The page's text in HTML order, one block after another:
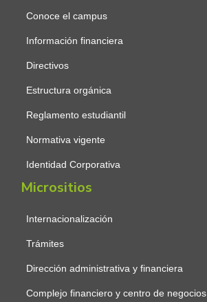
Conoce el campus
Información financiera
Directivos
Estructura orgánica
Reglamento estudiantil
Normativa vigente
Identidad Corporativa
Micrositios
Internacionalización
Trámites
Dirección administrativa y financiera
Complejo financiero y centro de negocios